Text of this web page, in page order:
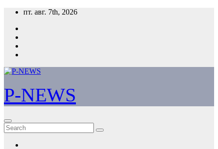
Skip
content
пт. авг. 7th, 2026
P-NEWS